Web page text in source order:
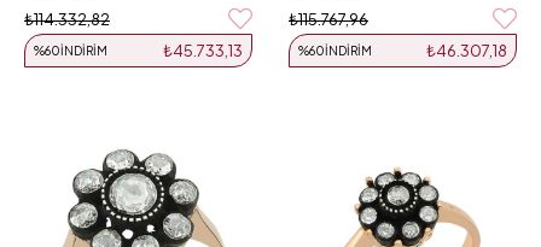
₺45.733,13
%60İNDIRIM
₺114.332,82
₺46.307,18
%60İNDIRIM
₺115.767,96